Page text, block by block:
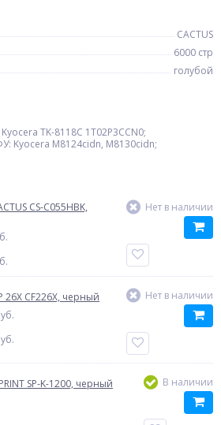
CACTUS
6000 стр
голубой
TK-8118C 1T02P3CCN0;
Kyocera M8124cidn, M8130cidn;
CS-C055HBK,
Нет в наличии
26X CF226X, черный Нет в наличии
SP-K-1200, черный В наличии